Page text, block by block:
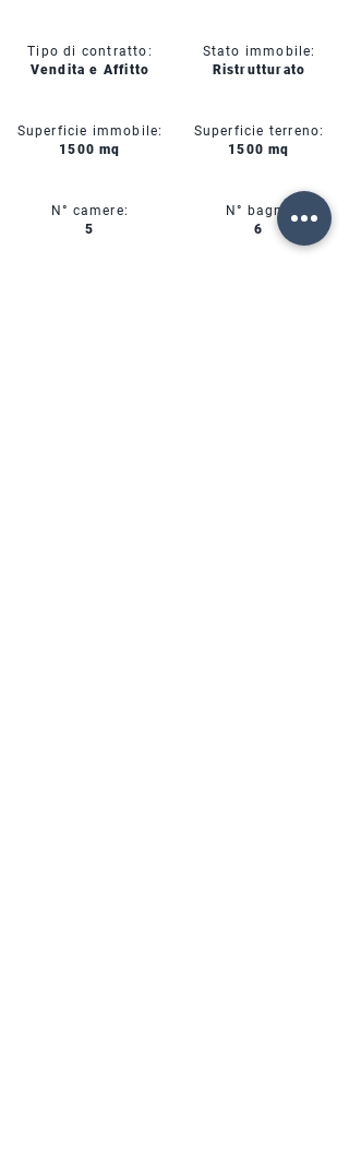
Tipo di contratto:
Vendita e Affitto
Superficie immobile:
1500 mq
N° camere:
5
Stato immobile:
Ristrutturato
Superficie terreno:
1500 mq
N° bagni:
6